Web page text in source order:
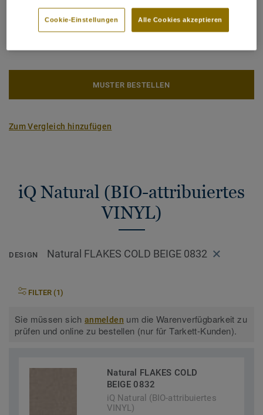
3.09 kg CO
2
2
MUSTER BESTELLEN
Zum Vergleich hinzufügen
iQ Natural (BIO-attribuiertes
VINYL)
DESIGN Natural FLAKES COLD BEIGE 0832
FILTER (1)
Sie müssen sichanmelden um die Warenverfügbarkeit zu
prüfen und online zu bestellen (nur für Tarkett-Kunden).
Natural FLAKES COLD
BEIGE 0832
iQ Natural (BIO-attribuiertes
VINYL)
Alle Cookies akzeptieren
Cookie-Einstellungen